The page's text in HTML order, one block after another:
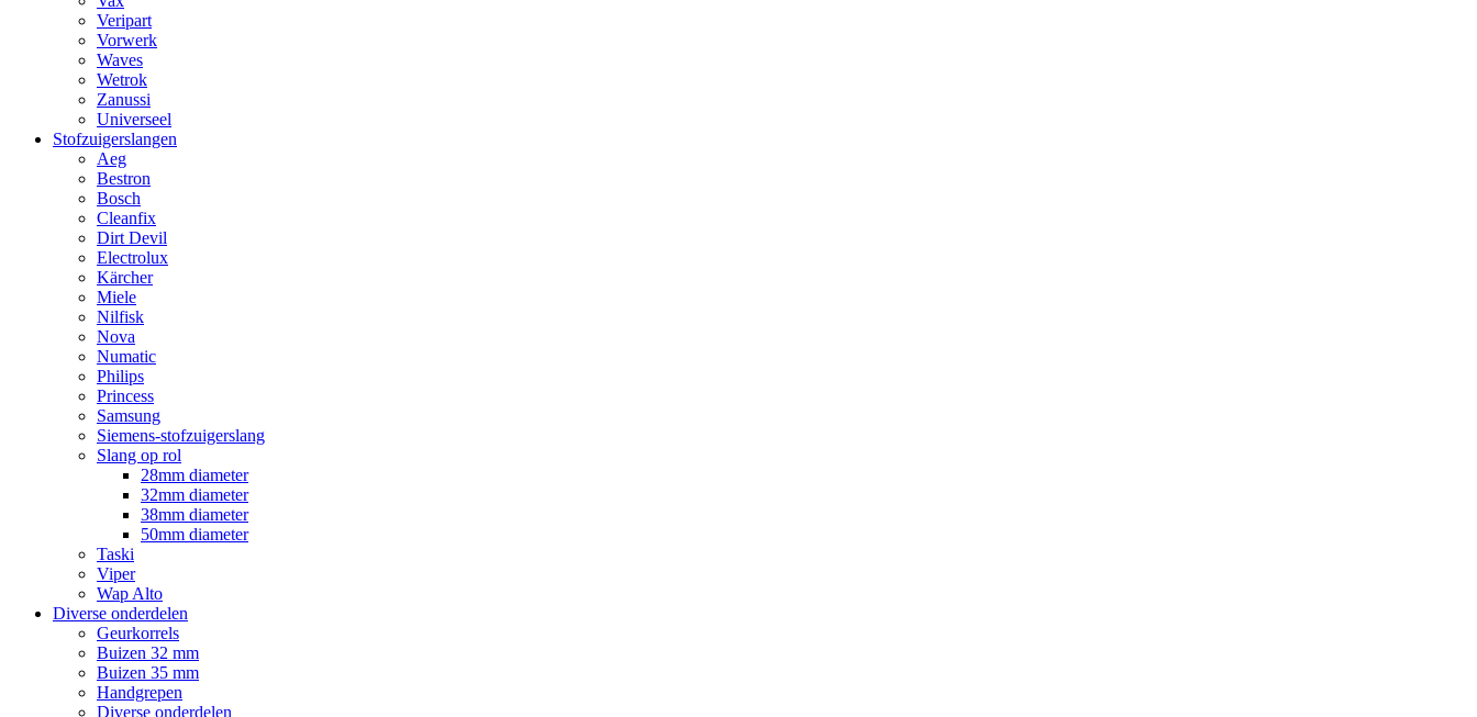
Veripart
Vorwerk
Waves
Wetrok
Zanussi
Universeel
Stofzuigerslangen
Aeg
Bestron
Bosch
Cleanfix
Dirt Devil
Electrolux
Kärcher
Miele
Nilfisk
Nova
Numatic
Philips
Princess
Samsung
Siemens-stofzuigerslang
Slang op rol
28mm diameter
32mm diameter
38mm diameter
50mm diameter
Taski
Viper
Wap Alto
Diverse onderdelen
Geurkorrels
Buizen 32 mm
Buizen 35 mm
Handgrepen
Diverse onderdelen